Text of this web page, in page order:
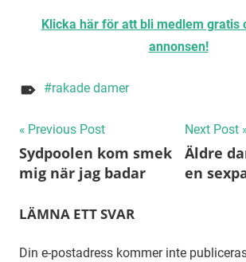
Klicka här för att bli medlem gratis
annonsen!
rakade damer
Inläggsnavigering
Previous Post
Sydpoolen kom smek
mig när jag badar
Next Post
Äldre
en
LÄMNA ETT SVAR
Din e-postadress kommer inte